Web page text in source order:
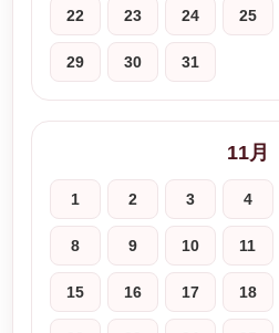
22 23 24 25
29 30 31
11月
1 2 3 4
8 9 10 11
15 16 17 18